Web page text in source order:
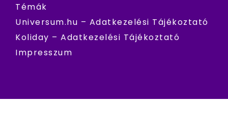
Témák
Universum.hu – Adatkezelési Tájékoztató
Koliday – Adatkezelési Tájékoztató
Impresszum